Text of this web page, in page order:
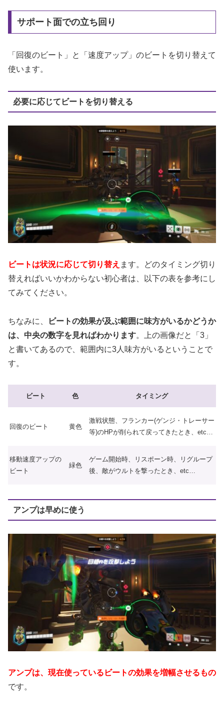
サポート面での立ち回り
「回復のビート」と「速度アップ」のビートを切り替えて
使います。
必要に応じてビートを切り替える
ビートは状況に応じて切り替え ます。どのタイミング切り
替えればいいかわからない初心者は、以下の表を参考にし
てみてください。
ちなみに、
ビートの効果が及ぶ範囲に味方がいるかどうか
は、中央の数字を見ればわかります。上の画像だと「3」
と書いてあるので、範囲内に3人味方がいるということで
す。
ビート 色 タイミング
回復のビート 黄色
激戦状態、フランカー(ゲンジ・トレーサー
等)のHPが削られて戻ってきたとき、etc…
移動速度アップの
ビート
緑色
ゲーム開始時、リスポーン時、リグループ
後、敵がウルトを撃ったとき、etc…
アンプは早めに使う
アンプは、現在使っているビートの効果を増幅させるもの
です。